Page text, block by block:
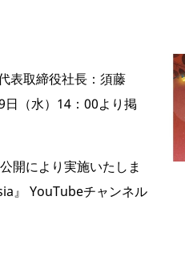
表取締役社長：須藤
（水）14：00より掲
開により実施いたしま
』 YouTubeチャンネル